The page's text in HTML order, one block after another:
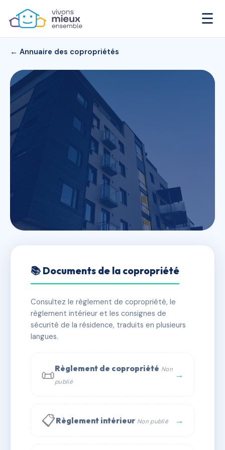
☰
← Annuaire des copropriétés
SDC 96 Route de Saint-
Antoine
📍 96 rte de saint-antoine 06200 Nice
✓ Immatriculée 🏠 19 lots 🏗 1 bâtiment(s)
📞 Contacter Syndic Digital 💬 WhatsApp
✉ Email
📚 Documents de la copropriété
Consultez le règlement de copropriété, le
règlement intérieur et les consignes de
sécurité de la résidence, traduits en plusieurs
langues.
📜Règlement de copropriété Non
publié
→
📋Règlement intérieur Non publié →